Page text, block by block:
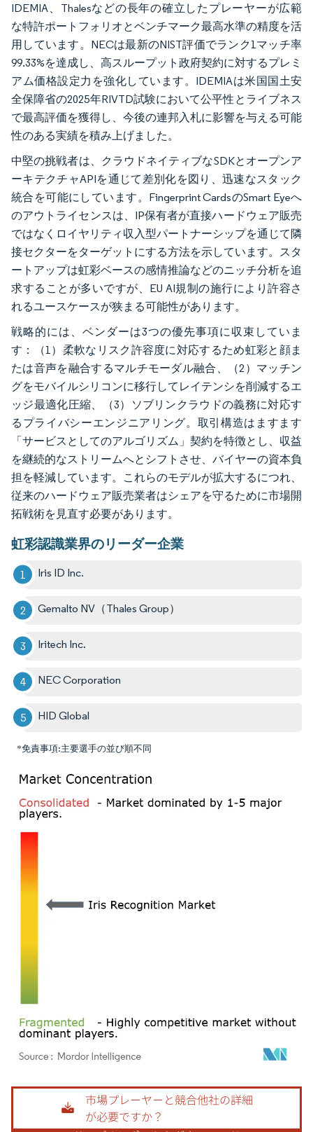
IDEMIA、Thalesなどの長年の確立したプレーヤーが広範
な特許ポートフォリオとベンチマーク最高水準の精度を活
用しています。NECは最新のNIST評価でランク1マッチ率
99.33%を達成し、高スループット政府契約に対するプレミ
アム価格設定力を強化しています。IDEMIAは米国国土安
全保障省の2025年RIVTD試験において公平性とライブネス
で最高評価を獲得し、今後の連邦入札に影響を与える可能
性のある実績を積み上げました。
中堅の挑戦者は、クラウドネイティブなSDKとオープンア
ーキテクチャAPIを通じて差別化を図り、迅速なスタック
統合を可能にしています。Fingerprint CardsのSmart Eyeへ
のアウトライセンスは、IP保有者が直接ハードウェア販売
ではなくロイヤリティ収入型パートナーシップを通じて隣
接セクターをターゲットにする方法を示しています。スタ
ートアップは虹彩ベースの感情推論などのニッチ分析を追
求することが多いですが、EU AI規制の施行により許容さ
れるユースケースが狭まる可能性があります。
戦略的には、ベンダーは3つの優先事項に収束していま
す：（1）柔軟なリスク許容度に対応するため虹彩と顔ま
たは音声を融合するマルチモーダル融合、（2）マッチン
グをモバイルシリコンに移行してレイテンシを削減するエ
ッジ最適化圧縮、（3）ソブリンクラウドの義務に対応す
るプライバシーエンジニアリング。取引構造はますます
「サービスとしてのアルゴリズム」契約を特徴とし、収益
を継続的なストリームへとシフトさせ、バイヤーの資本負
担を軽減しています。これらのモデルが拡大するにつれ、
従来のハードウェア販売業者はシェアを守るために市場開
拓戦術を見直す必要があります。
虹彩認識業界のリーダー企業
Iris ID Inc.
Gemalto NV（Thales Group）
Iritech Inc.
NEC Corporation
HID Global
*免責事項:主要選手の並び順不同
画像 © Mordor Intelligence。再利用にはCC BY 4.0の表示が必要です。